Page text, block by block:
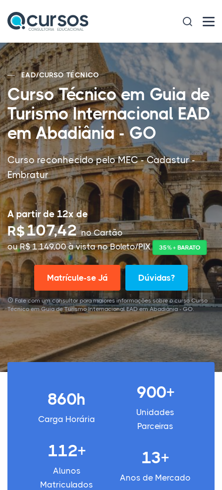
EAD/CURSO TÉCNICO
Curso Técnico em Guia de
Turismo Internacional EAD
em Abadiânia - GO
Curso reconhecido pelo MEC - Cadastur -
Embratur
A partir de 12x de
R$107,42no Cartão
ou R$ 1.149,00 à vista no Boleto/PIX
35% + BARATO
Matrícule-se Já Dúvidas?
Fale com um consultor para maiores informações sobre o curso Curso
Técnico em Guia de Turismo Internacional EAD em Abadiânia - GO.
860h
Carga Horária
900+
Unidades
Parceiras
112+
Alunos
Matriculados
13+
Anos de Mercado